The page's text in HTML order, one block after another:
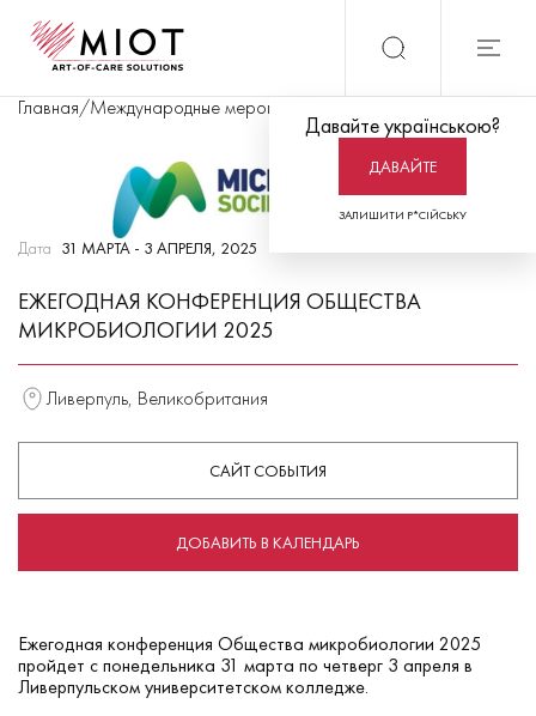
Давайте українською?
ДАВАЙТЕ
ЗАЛИШИТИ Р*СІЙСЬКУ
Главная/Международные мероприятия
Дата 31 МАРТА - 3 АПРЕЛЯ, 2025
ЕЖЕГОДНАЯ КОНФЕРЕНЦИЯ ОБЩЕСТВА
МИКРОБИОЛОГИИ 2025
Ливерпуль, Великобритания
САЙТ СОБЫТИЯ
ДОБАВИТЬ В КАЛЕНДАРЬ
Ежегодная конференция Общества микробиологии 2025
пройдет с понедельника 31 марта по четверг 3 апреля в
Ливерпульском университетском колледже.